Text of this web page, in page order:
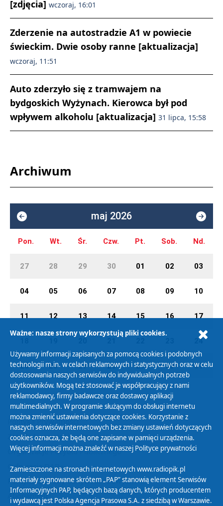
[zdjęcia] wczoraj, 16:01
Zderzenie na autostradzie A1 w powiecie
świeckim. Dwie osoby ranne [aktualizacja]
wczoraj, 11:51
Auto zderzyło się z tramwajem na
bydgoskich Wyżynach. Kierowca był pod
wpływem alkoholu [aktualizacja] 31 lipca, 15:58
Archiwum
maj 2026
Pon. Wt. Śr. Czw. Pt. Sob. Nd.
27 28 29 30 01 02 03
04 05 06 07 08 09 10
11 12 13 14 15 16 17
24
25 26 27 28 29 30 31
Polityka Prywatności
Zasady korzystania z Serwisu
Organizacje Pożytku Publicznego
Cyfryzacja DAB+
Polityka ochrony danych osobowych
Abonament
Ważne: nasze strony wykorzystują pliki cookies.
Używamy informacji zapisanych za pomocą cookies i podobnych
technologii m.in. w celach reklamowych i statystycznych oraz w celu
dostosowania naszych serwisów do indywidualnych potrzeb
użytkowników. Mogą też stosować je współpracujący z nami
reklamodawcy, firmy badawcze oraz dostawcy aplikacji
multimedialnych. W programie służącym do obsługi internetu
można zmienić ustawienia dotyczące cookies. Korzystanie z
naszych serwisów internetowych bez zmiany ustawień dotyczących
cookies oznacza, że będą one zapisane w pamięci urządzenia.
Więcej informacji można znaleźć w naszej Polityce prywatności
Zamieszczone na stronach internetowych www.radiopik.pl
materiały sygnowane skrótem „PAP” stanowią element Serwisów
Informacyjnych PAP, będących bazą danych, których producentem
i wydawcą jest Polska Agencja Prasowa S.A. z siedzibą w Warszawie.